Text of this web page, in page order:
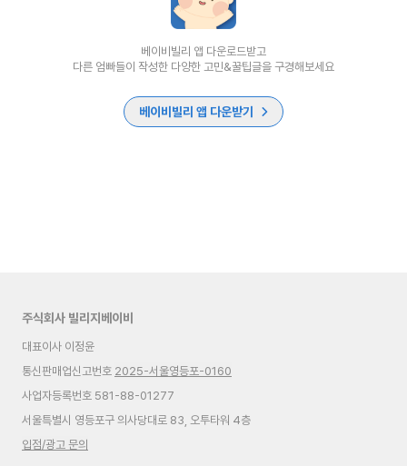
베이비빌리 앱 다운로드받고
다른 엄빠들이 작성한 다양한 고민&꿀팁글을 구경해보세요
베이비빌리 앱 다운받기
주식회사 빌리지베이비
대표이사 이정윤
통신판매업신고번호 2025-서울영등포-0160
사업자등록번호 581-88-01277
서울특별시 영등포구 의사당대로 83, 오투타워 4층
입점/광고 문의